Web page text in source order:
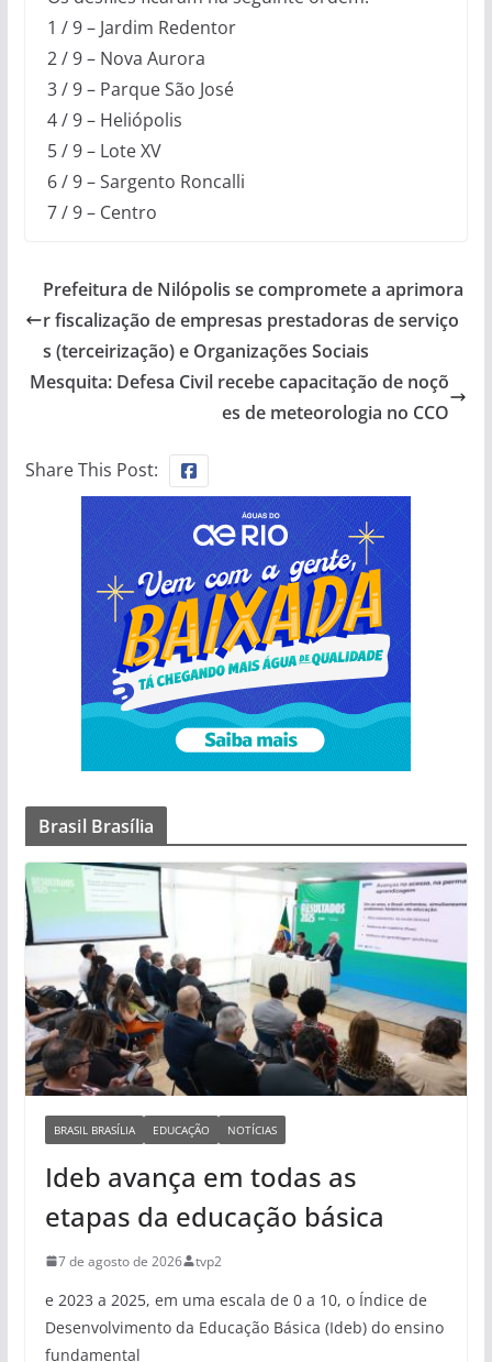
1 / 9 – Jardim Redentor
2 / 9 – Nova Aurora
3 / 9 – Parque São José
4 / 9 – Heliópolis
5 / 9 – Lote XV
6 / 9 – Sargento Roncalli
7 / 9 – Centro
Prefeitura de Nilópolis se compromete a aprimora
r fiscalização de empresas prestadoras de serviço
s (terceirização) e Organizações Sociais
Mesquita: Defesa Civil recebe capacitação de noçõ
es de meteorologia no CCO
Share This Post:
Brasil Brasília
BRASIL BRASÍLIA EDUCAÇÃO NOTÍCIAS
Ideb avança em todas as
etapas da educação básica
7 de agosto de 2026 tvp2
e 2023 a 2025, em uma escala de 0 a 10, o Índice de
Desenvolvimento da Educação Básica (Ideb) do ensino
fundamental